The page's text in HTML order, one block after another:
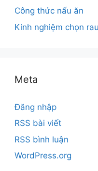
Công thức nấu ăn
Kinh nghiệm chọn
Meta
Đăng nhập
RSS bài viết
RSS bình luận
WordPress.org